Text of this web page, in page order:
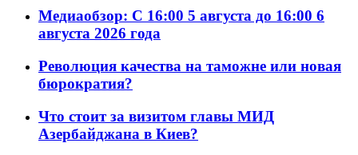
Медиаобзор: С 16:00 5 августа до 16:00 6
августа 2026 года
Революция качества на таможне или новая
бюрократия?
Что стоит за визитом главы МИД
Азербайджана в Киев?